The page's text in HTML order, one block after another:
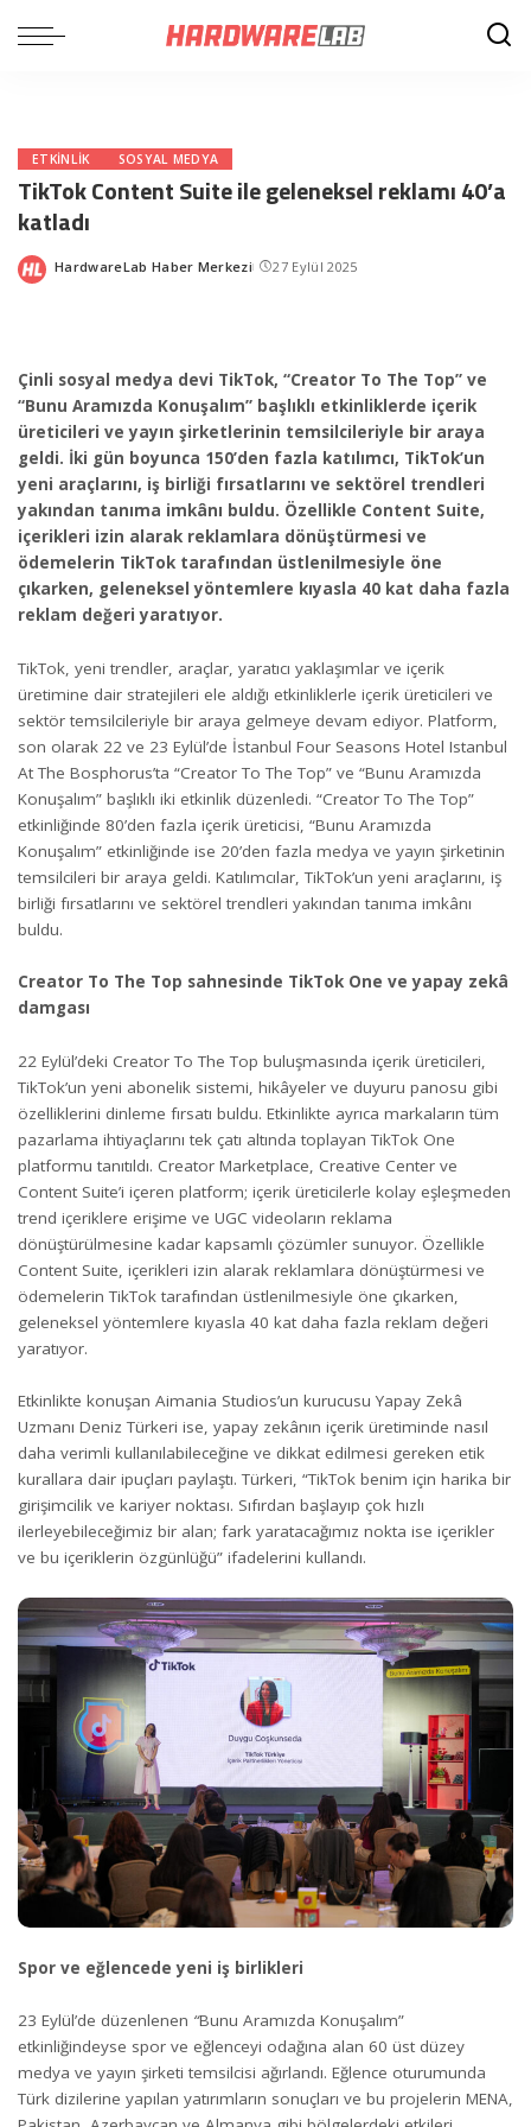
ETKINLIK SOSYAL MEDYA
TikTok Content Suite ile geleneksel reklamı 40’a
katladı
Posted
HardwareLab Haber Merkezi 27 Eylül 2025
Çinli sosyal medya devi TikTok, “Creator To The Top” ve
“Bunu Aramızda Konuşalım” başlıklı etkinliklerde içerik
üreticileri ve yayın şirketlerinin temsilcileriyle bir araya
geldi. İki gün boyunca 150’den fazla katılımcı, TikTok’un
yeni araçlarını, iş birliği fırsatlarını ve sektörel trendleri
yakından tanıma imkânı buldu. Özellikle Content Suite,
içerikleri izin alarak reklamlara dönüştürmesi ve
ödemelerin TikTok tarafından üstlenilmesiyle öne
çıkarken, geleneksel yöntemlere kıyasla 40 kat daha fazla
reklam değeri yaratıyor.
TikTok, yeni trendler, araçlar, yaratıcı yaklaşımlar ve içerik
üretimine dair stratejileri ele aldığı etkinliklerle içerik üreticileri ve
sektör temsilcileriyle bir araya gelmeye devam ediyor. Platform,
son olarak 22 ve 23 Eylül’de İstanbul Four Seasons Hotel Istanbul
At The Bosphorus’ta “Creator To The Top” ve “Bunu Aramızda
Konuşalım” başlıklı iki etkinlik düzenledi. “Creator To The Top”
etkinliğinde 80’den fazla içerik üreticisi, “Bunu Aramızda
Konuşalım” etkinliğinde ise 20’den fazla medya ve yayın şirketinin
temsilcileri bir araya geldi. Katılımcılar, TikTok’un yeni araçlarını, iş
birliği fırsatlarını ve sektörel trendleri yakından tanıma imkânı
buldu.
Creator To The Top sahnesinde TikTok One ve yapay zekâ
damgası
22 Eylül’deki Creator To The Top buluşmasında içerik üreticileri,
TikTok’un yeni abonelik sistemi, hikâyeler ve duyuru panosu gibi
özelliklerini dinleme fırsatı buldu. Etkinlikte ayrıca markaların tüm
pazarlama ihtiyaçlarını tek çatı altında toplayan TikTok One
platformu tanıtıldı. Creator Marketplace, Creative Center ve
Content Suite’i içeren platform; içerik üreticilerle kolay eşleşmeden
trend içeriklere erişime ve UGC videoların reklama
dönüştürülmesine kadar kapsamlı çözümler sunuyor. Özellikle
Content Suite, içerikleri izin alarak reklamlara dönüştürmesi ve
ödemelerin TikTok tarafından üstlenilmesiyle öne çıkarken,
geleneksel yöntemlere kıyasla 40 kat daha fazla reklam değeri
yaratıyor.
Etkinlikte konuşan Aimania Studios’un kurucusu Yapay Zekâ
Uzmanı Deniz Türkeri ise, yapay zekânın içerik üretiminde nasıl
daha verimli kullanılabileceğine ve dikkat edilmesi gereken etik
kurallara dair ipuçları paylaştı. Türkeri, “TikTok benim için harika bir
girişimcilik ve kariyer noktası. Sıfırdan başlayıp çok hızlı
ilerleyebileceğimiz bir alan; fark yaratacağımız nokta ise içerikler
ve bu içeriklerin özgünlüğü” ifadelerini kullandı.
Spor ve eğlencede yeni iş birlikleri
23 Eylül’de düzenlenen “Bunu Aramızda Konuşalım”
etkinliğindeyse spor ve eğlenceyi odağına alan 60 üst düzey
medya ve yayın şirketi temsilcisi ağırlandı. Eğlence oturumunda
Türk dizilerine yapılan yatırımların sonuçları ve bu projelerin MENA,